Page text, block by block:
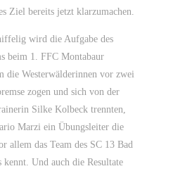
Ziel bereits jetzt klarzumachen.
wird die Aufgabe des
beim 1. FFC Montabaur
die Westerwälderinnen vor zwei
zogen und sich von der
Silke Kolbeck trennten,
Marzi ein Übungsleiter die
allem das Team des SC 13 Bad
kennt. Und auch die Resultate